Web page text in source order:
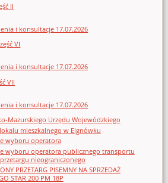
II
i konsultacje 17.07.2026
VI
i konsultacje 17.07.2026
VII
i konsultacje 17.07.2026
Mazurskiego Urzędu Wojewódzkiego
mieszkalnego w Elgnówku
wyboru operatora
wyboru operatora publicznego transportu
nieograniczonego
PRZETARG PISEMNY NA SPRZEDAŻ
STAR 200 PM 18P